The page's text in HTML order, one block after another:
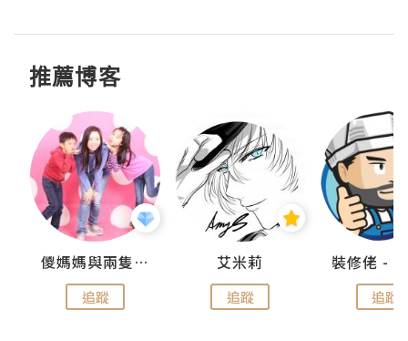
推薦博客
儍媽媽與兩隻小魔怪之家
追蹤
艾米莉
追蹤 追蹤